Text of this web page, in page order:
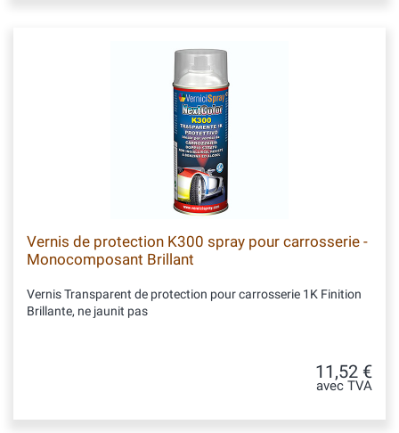
Vernis de protection K300 spray pour carrosserie -
Monocomposant Brillant
Vernis Transparent de protection pour carrosserie 1K Finition
Brillante, ne jaunit pas
11,52 €
avec TVA